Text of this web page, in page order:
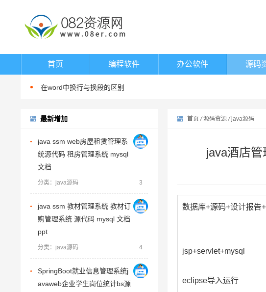
首页 编程软件 办公软件 源码
word填表时如何避免表项向后移动
如何在word中指定位置输入文字
如何在word中进行英文大小写切换
在word中换行与换段的区别
如何在word中指定位置输入文字
如何在word中进行英文大小写切换
如何在word中渐进式调整字体大小
在word中换行与换段的区别
word填表时如何避免表项向后移动
最新增加
java ssm web房屋租赁管理系
统源代码 租房管理系统 mysql
文档
分类：java源码 3
java ssm 教材管理系统 教材订
购管理系统 源代码 mysql 文档
ppt
分类：java源码 4
SpringBoot就业信息管理系统j
avaweb企业学生岗位统计bs源
首页 / 源码资源 / java源码
java酒店
数据库+源码+设计报告
jsp+servlet+mysql
eclipse导入运行